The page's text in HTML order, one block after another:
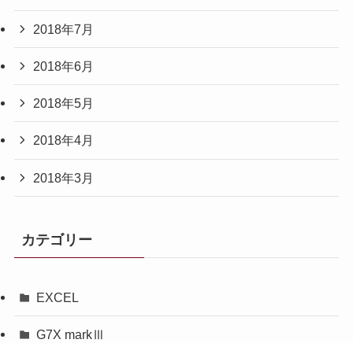
2018年7月
2018年6月
2018年5月
2018年4月
2018年3月
カテゴリー
EXCEL
G7X markⅢ